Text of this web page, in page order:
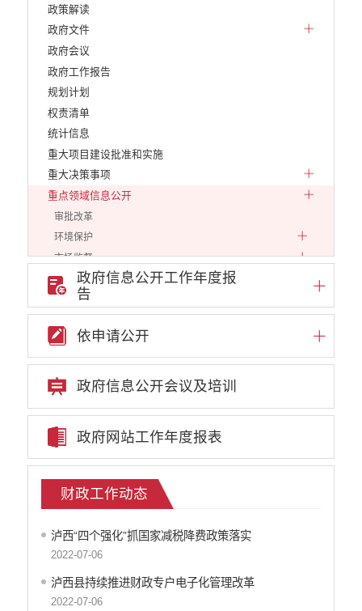
政策解读
政府文件
政府会议
政府工作报告
规划计划
权责清单
统计信息
重大项目建设批准和实施
重大决策事项
重点领域信息公开
审批改革
环境保护
市场监督
财政信息
预决算公开平台
减税降费
预决算与三公经费
乡村振兴
应急管理
云南省网上新闻发布厅
住建信息公开
民政信息公开
就业创业信息公开
公务员管理信息
教育信息公开
政府信息公开工作年度报
告
依申请公开
政府信息公开会议及培训
政府网站工作年度报表
财政工作动态
泸西“四个强化”抓国家减税降费政策落实
2022-07-06
泸西县持续推进财政专户电子化管理改革
2022-07-06